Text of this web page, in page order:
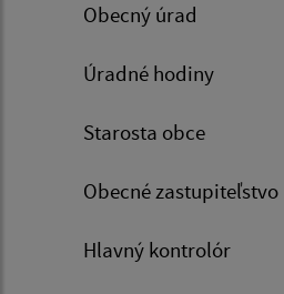
Obecný úrad
Úradné hodiny
Starosta obce
Obecné zastupiteľstvo
Hlavný kontrolór